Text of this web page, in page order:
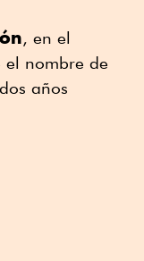
, en el
el nombre de
años